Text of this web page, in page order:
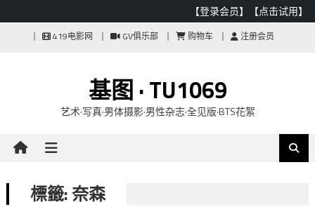
【登录会员】 【点击试用】
419电影网 GV俱乐部 购物车 注册会员
基图 · TU1069
艺术·写真·男体摄影·男性杂志·全见版·BTS花絮
標籤: 奈森